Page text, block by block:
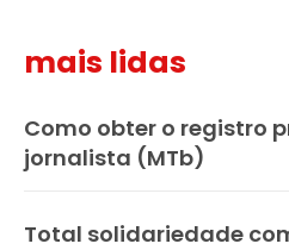
mais lidas
Como obter o registro
jornalista (MTb)
Total solidariedade